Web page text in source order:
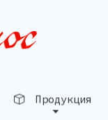
Продукция